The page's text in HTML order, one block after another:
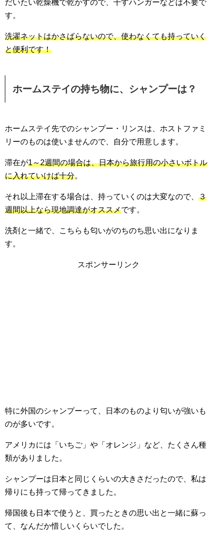
だいたい乾燥機で乾かすので、干すハンガーなどは不要で
す。
洗濯ネットはかさばらないので、使わなくても持っていく
と便利です！
ホームステイの持ち物に、シャンプーは？
ホームステイ先でのシャンプー・リンスは、ホストファミ
リーのものは使いませんので、自分で用意します。
滞在が1～2週間の場合は、日本から旅行用の小さいボトル
に入れていけば十分。
それ以上滞在する場合は、持っていくのは大変なので、 ３
週間以上なら現地調達がオススメです。
洗剤と一緒で、こちらも匂いがのちのち思い出になりま
す。
スポンサーリンク
特に外国のシャンプーって、日本のものより匂いが強いも
のが多いです。
アメリカには「いちご」や「オレンジ」など、たくさん種
類がありました。
シャンプーは日本と同じくらいの大きさだったので、私は
帰りにも持って帰ってきました。
帰国後も日本で使うと、買ったときの思い出と一緒に蘇っ
て、なんだか惜しいくらいでした。